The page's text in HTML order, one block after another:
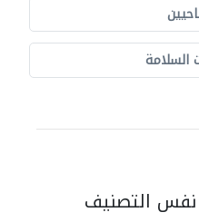
السلامة
نفس التصنيف